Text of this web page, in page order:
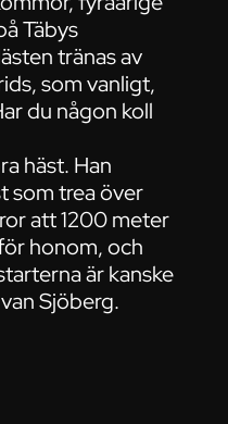
Täbys
tränas av
som vanligt,
du någon koll
häst. Han
som trea över
att 1200 meter
honom, och
är kanske
Sjöberg.